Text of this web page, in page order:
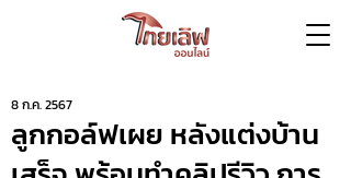
ลูกกอล์ฟเผย หลังแต่งบ้าน
8 ก.ค. 2567